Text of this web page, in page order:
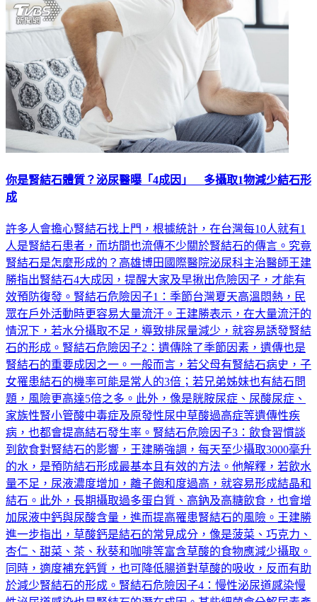
你是腎結石體質？泌尿醫曝「4成因」 多攝取1物減少結石形
成
許多人會擔心腎結石找上門，根據統計，在台灣每10人就有1
人是腎結石患者，而坊間也流傳不少關於腎結石的傳言。究竟
腎結石是怎麼形成的？高雄博田國際醫院泌尿科主治醫師王建
勝指出腎結石4大成因，提醒大家及早揪出危險因子，才能有
效預防復發。腎結石危險因子1：季節台灣夏天高溫悶熱，民
眾在戶外活動時更容易大量流汗。王建勝表示，在大量流汗的
情況下，若水分攝取不足，導致排尿量減少，就容易誘發腎結
石的形成。腎結石危險因子2：遺傳除了季節因素，遺傳也是
腎結石的重要成因之一。一般而言，若父母有腎結石病史，子
女罹患結石的機率可能是常人的3倍；若兄弟姊妹也有結石問
題，風險更高達5倍之多。此外，像是胱胺尿症、尿酸尿症、
家族性腎小管酸中毒症及原發性尿中草酸過高症等遺傳性疾
病，也都會提高結石發生率。腎結石危險因子3：飲食習慣談
到飲食對腎結石的影響，王建勝強調，每天至少攝取3000毫升
的水，是預防結石形成最基本且有效的方法。他解釋，若飲水
量不足，尿液濃度增加，離子飽和度過高，就容易形成結晶和
結石。此外，長期攝取過多蛋白質、高鈉及高糖飲食，也會增
加尿液中鈣與尿酸含量，進而提高罹患腎結石的風險。王建勝
進一步指出，草酸鈣是結石的常見成分，像是菠菜、巧克力、
杏仁、甜菜、茶、秋葵和咖啡等富含草酸的食物應減少攝取。
同時，適度補充鈣質，也可降低腸道對草酸的吸收，反而有助
於減少腎結石的形成。腎結石危險因子4：慢性泌尿道感染慢